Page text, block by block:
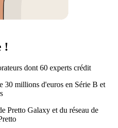
!
dont 60 experts crédit
30 millions d'euros en Série B et
Pretto Galaxy et du réseau de